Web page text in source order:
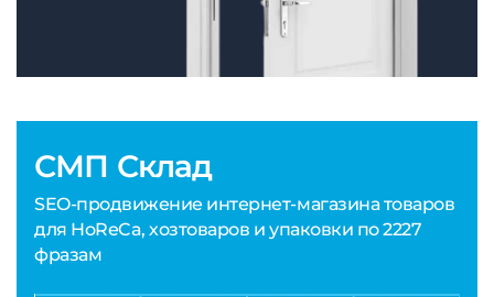
СМП Склад
SEO-продвижение интернет-магазина товаров
для HoReCa, хозтоваров и упаковки по 2227
фразам